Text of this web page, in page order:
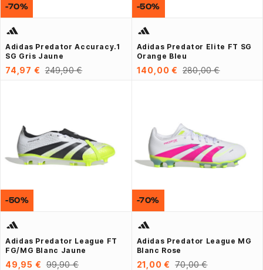
Adidas Predator Accuracy.1
SG Gris Jaune
74,97 € 249,90 €
-70%
Adidas Predator Elite FT SG
Orange Bleu
140,00 € 280,00 €
-50%
Adidas Predator League FT
FG/MG Blanc Jaune
49,95 € 99,90 €
-50%
Adidas Predator League MG
Blanc Rose
21,00 € 70,00 €
-70%